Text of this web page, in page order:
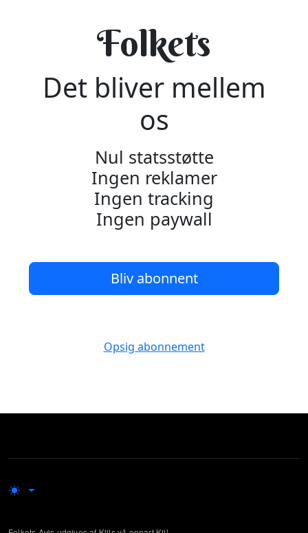
Folkets
Det bliver mellem
os
Nul statsstøtte
Ingen reklamer
Ingen tracking
Ingen paywall
Bliv abonnent
Opsig abonnement